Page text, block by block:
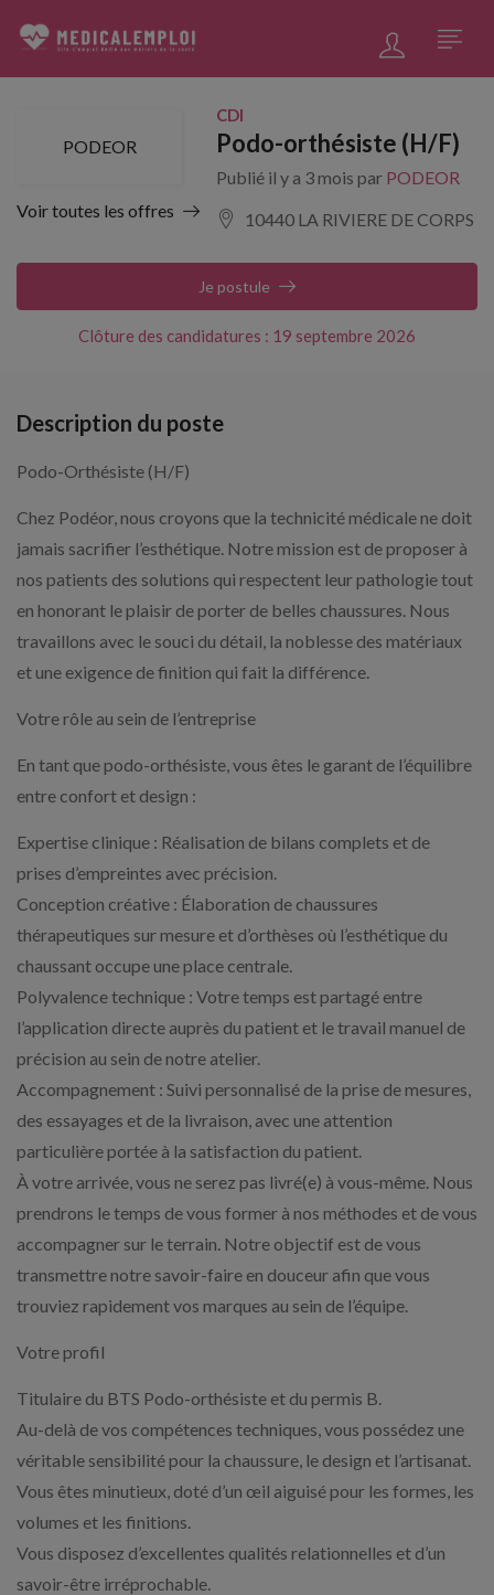
PODEOR
Voir toutes les offres
CDI
Podo-orthésiste (H/F)
Publié il y a 3 mois par PODEOR
10440 LA RIVIERE DE CORPS
Clôture des candidatures : 19 septembre 2026
Je postule
Description du poste
Podo-Orthésiste (H/F)
Chez Podéor, nous croyons que la technicité médicale ne doit
jamais sacrifier l’esthétique. Notre mission est de proposer à
nos patients des solutions qui respectent leur pathologie tout
en honorant le plaisir de porter de belles chaussures. Nous
travaillons avec le souci du détail, la noblesse des matériaux
et une exigence de finition qui fait la différence.
Votre rôle au sein de l’entreprise
En tant que podo-orthésiste, vous êtes le garant de l’équilibre
entre confort et design :
Expertise clinique : Réalisation de bilans complets et de
prises d’empreintes avec précision.
Conception créative : Élaboration de chaussures
thérapeutiques sur mesure et d’orthèses où l’esthétique du
chaussant occupe une place centrale.
Polyvalence technique : Votre temps est partagé entre
l’application directe auprès du patient et le travail manuel de
précision au sein de notre atelier.
Accompagnement : Suivi personnalisé de la prise de mesures,
des essayages et de la livraison, avec une attention
particulière portée à la satisfaction du patient.
À votre arrivée, vous ne serez pas livré(e) à vous-même. Nous
prendrons le temps de vous former à nos méthodes et de vous
accompagner sur le terrain. Notre objectif est de vous
transmettre notre savoir-faire en douceur afin que vous
trouviez rapidement vos marques au sein de l’équipe.
Votre profil
Titulaire du BTS Podo-orthésiste et du permis B.
Au-delà de vos compétences techniques, vous possédez une
véritable sensibilité pour la chaussure, le design et l’artisanat.
Vous êtes minutieux, doté d’un œil aiguisé pour les formes, les
volumes et les finitions.
Vous disposez d’excellentes qualités relationnelles et d’un
savoir-être irréprochable.